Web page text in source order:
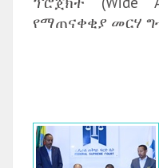
የማጠናቀቂያ መርሃ